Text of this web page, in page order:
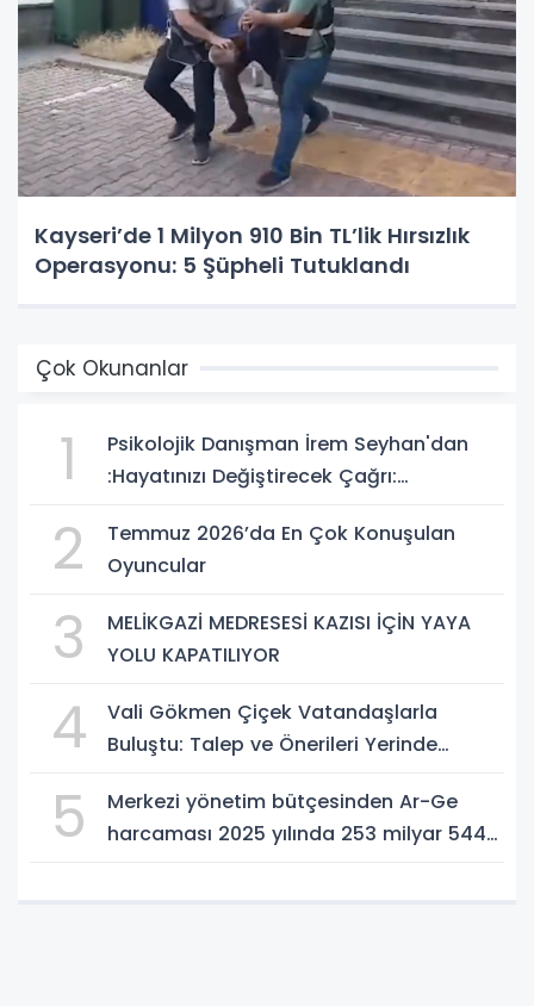
Kayseri’de 1 Milyon 910 Bin TL’lik Hırsızlık
Operasyonu: 5 Şüpheli Tutuklandı
Çok Okunanlar
1
Psikolojik Danışman İrem Seyhan'dan
:Hayatınızı Değiştirecek Çağrı:
Atın!
2
Temmuz 2026’da En Çok Konuşulan
Oyuncular
3
MELİKGAZİ MEDRESESİ KAZISI İÇİN YAYA
YOLU KAPATILIYOR
4
Vali Gökmen Çiçek Vatandaşlarla
Buluştu: Talep ve Önerileri Yerinde
5
Merkezi yönetim bütçesinden Ar-Ge
harcaması 2025 yılında 253 milyar 544